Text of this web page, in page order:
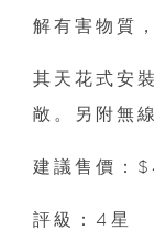
解有害物質
其天花式安
敞。另附無
建議售價：
評級：4星